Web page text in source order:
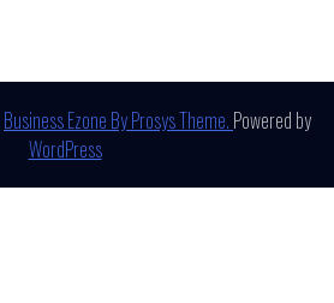
Business Ezone By Prosys Theme. Powered by
WordPress